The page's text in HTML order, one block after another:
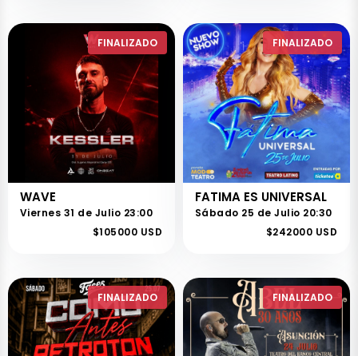
FINALIZADO
WAVE
Viernes 31 de Julio 23:00
$105000 USD
FINALIZADO
FATIMA ES UNIVERSAL
Sábado 25 de Julio 20:30
$242000 USD
FINALIZADO FINALIZADO